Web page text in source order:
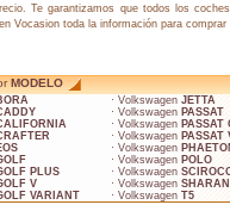
Te garantizamos que todos los
Vocasion toda la información para
MODELO
PLUS
V
VARIANT
· Volkswagen JETTA
· Volkswagen PASSAT
· Volkswagen PASSAT
· Volkswagen PASSAT
· Volkswagen
· Volkswagen POLO
· Volkswagen
· Volkswagen SHARAN
· Volkswagen T5